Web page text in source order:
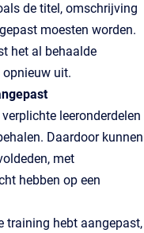
de titel, omschrijving
moesten worden.
het al behaalde
uit.
leeronderdelen
Daardoor kunnen
met
hebben op een
training hebt aangepast,